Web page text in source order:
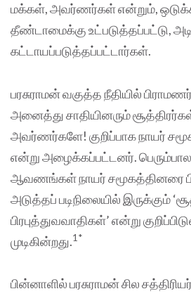
மக்கள், அவர்ணர்கள் என்றும்,
தீண்டாமைக்கு உட்படுத்தப்பட்டு,
கட்டாயப்படுத்தப்பட்டார்கள்.
பரசுராமன் வகுத்த நீதியில்
அனைத்து சாதியினரும்
அவர்ணர்களே! குறிப்பாக நாயர்
என்று அழைக்கப்பட்டனர்.
ஆவணங்கள் நாயர் சமூகத்தினரை
அடுத்தப் படிநிலையில் இருக்கும்
பிரபுத்துவவாதிகள்’ என்று
முடிகின்றது.1*
பின்னாளில் பரசுராமன் சில